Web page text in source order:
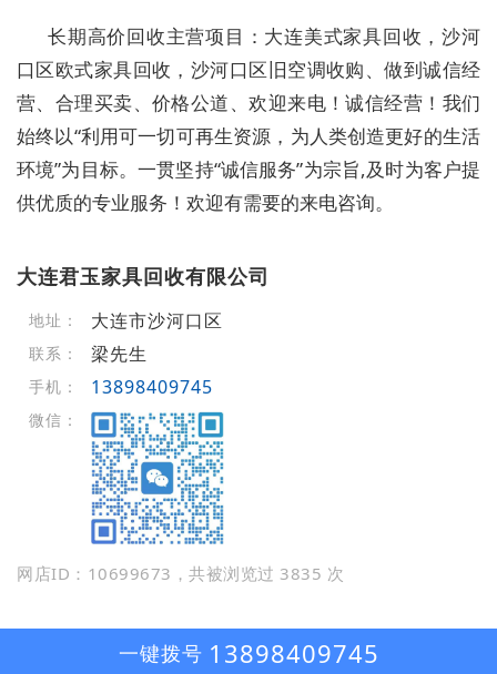
长期高价回收主营项目：大连美式家具回收，沙河
口区欧式家具回收，沙河口区旧空调收购、做到诚信经
营、合理买卖、价格公道、欢迎来电！诚信经营！我们
始终以“利用可一切可再生资源，为人类创造更好的生活
环境”为目标。一贯坚持“诚信服务”为宗旨,及时为客户提
供优质的专业服务！欢迎有需要的来电咨询。
大连君玉家具回收有限公司
地址： 大连市沙河口区
联系： 梁先生
手机： 13898409745
微信：
网店ID：10699673，共被浏览过 3835 次
一键拨号 13898409745